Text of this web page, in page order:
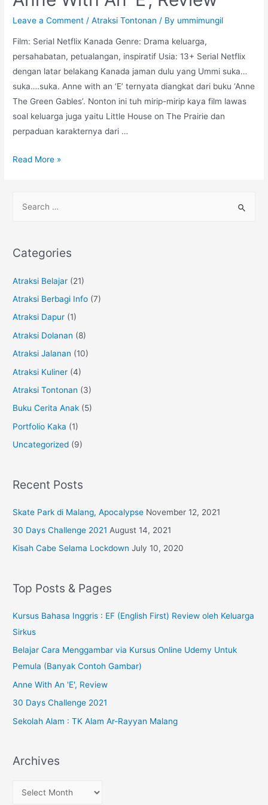
Leave a Comment /Atraksi Tontonan / By ummimungil
Film: Serial Netflix Kanada Genre: Drama keluarga,
persahabatan, petualangan, inspiratif Usia: 13+ Serial Netflix
dengan latar belakang Kanada jaman dulu yang Ummi suka…
suka….suka. Anne with an ‘E’ ternyata diangkat dari buku ‘Anne
The Green Gables’. Nonton ini tuh mirip-mirip kaya film lawas
soal keluarga juga yaitu Little House on The Prairie dan
perpaduan karakternya dari …
Anne
Read More »
r
h
f
o
Categories
Atraksi Belajar (21)
Atraksi Berbagi Info (7)
Atraksi Dapur (1)
Atraksi Dolanan (8)
Atraksi Jalanan (10)
Atraksi Kuliner (4)
Atraksi Tontonan (3)
Buku Cerita Anak (5)
Portfolio Kaka (1)
Uncategorized (9)
Recent Posts
Skate Park di Malang, Apocalypse November 12, 2021
30 Days Challenge 2021 August 14, 2021
Kisah Cabe Selama Lockdown July 10, 2020
Top Posts & Pages
Kursus Bahasa Inggris : EF (English First) Review oleh Keluarga
Sirkus
Belajar Cara Menggambar via Kursus Online Udemy Untuk
Pemula (Banyak Contoh Gambar)
Anne With An 'E', Review
30 Days Challenge 2021
Sekolah Alam : TK Alam Ar-Rayyan Malang
Archives